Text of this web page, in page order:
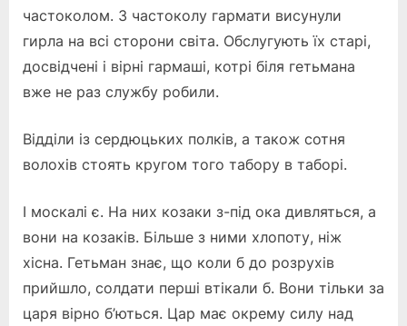
частоколом. З частоколу гармати висунули
гирла на всі сторони світа. Обслугують їх старі,
досвідчені і вірні гармаші, котрі біля гетьмана
вже не раз службу робили.
Відділи із сердюцьких полків, а також сотня
волохів стоять кругом того табору в таборі.
І москалі є. На них козаки з-під ока дивляться, а
вони на козаків. Більше з ними хлопоту, ніж
хісна. Гетьман знає, що коли б до розрухів
прийшло, солдати перші втікали б. Вони тільки за
царя вірно б’ються. Цар має окрему силу над